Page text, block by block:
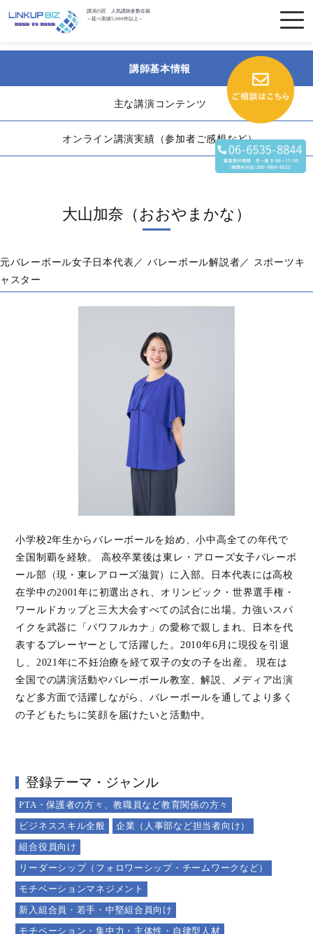
講演の匠 人気講師多数在籍
～延べ実績5,000件以上～
講師基本情報
主な講演コンテンツ
オンライン講演実績（参加者ご感想など）
大山加奈（おおやまかな）
元バレーボール女子日本代表／ バレーボール解説者／ スポーツキ
ャスター
小学校2年生からバレーボールを始め、小中高全ての年代で
全国制覇を経験。 高校卒業後は東レ・アローズ女子バレーボ
ール部（現・東レアローズ滋賀）に入部。日本代表には高校
在学中の2001年に初選出され、オリンピック・世界選手権・
ワールドカップと三大大会すべての試合に出場。力強いスパ
イクを武器に「パワフルカナ」の愛称で親しまれ、日本を代
表するプレーヤーとして活躍した。2010年6月に現役を引退
し、2021年に不妊治療を経て双子の女の子を出産。 現在は
全国での講演活動やバレーボール教室、解説、メディア出演
など多方面で活躍しながら、バレーボールを通してより多く
の子どもたちに笑顔を届けたいと活動中。
登録テーマ・ジャンル
PTA・保護者の方々、教職員など教育関係の方々
ビジネススキル全般
企業（人事部など担当者向け）
組合役員向け
リーダーシップ（フォロワーシップ・チームワークなど）
モチベーションマネジメント
新入組合員・若手・中堅組合員向け
モチベーション・集中力・主体性・自律型人材